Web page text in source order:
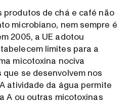
produtos de chá e café não
microbiano, nem sempre é
2005, a UE adotou
limites para a
micotoxina nociva
se desenvolvem nos
atividade da água permite
A ou outras micotoxinas